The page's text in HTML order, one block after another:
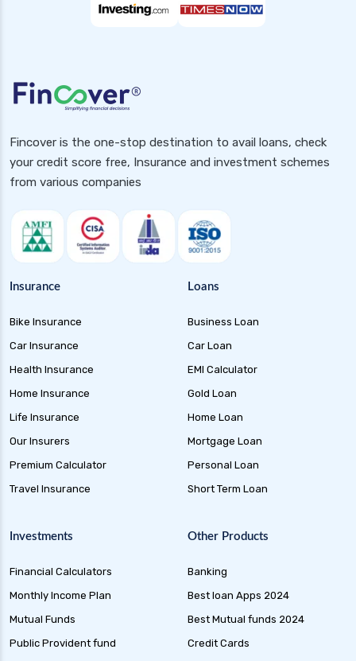
Fincover is the one-stop destination to avail loans, check
your credit score free, Insurance and investment schemes
from various companies
Insurance
Bike Insurance
Car Insurance
Health Insurance
Home Insurance
Life Insurance
Our Insurers
Premium Calculator
Travel Insurance
Loans
Business Loan
Car Loan
EMI Calculator
Gold Loan
Home Loan
Mortgage Loan
Personal Loan
Short Term Loan
Investments
Financial Calculators
Monthly Income Plan
Mutual Funds
Public Provident fund
Other Products
Banking
Best loan Apps 2024
Best Mutual funds 2024
Credit Cards